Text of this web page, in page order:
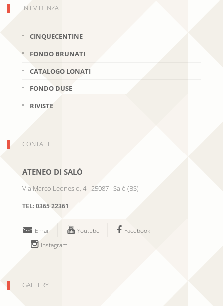
IN EVIDENZA
CINQUECENTINE
FONDO BRUNATI
CATALOGO LONATI
FONDO DUSE
RIVISTE
CONTATTI
ATENEO DI SALÒ
Via Marco Leonesio, 4-25087-Salò (BS)
TEL:0365 22361
Email Youtube
Facebook
Instagram
GALLERY